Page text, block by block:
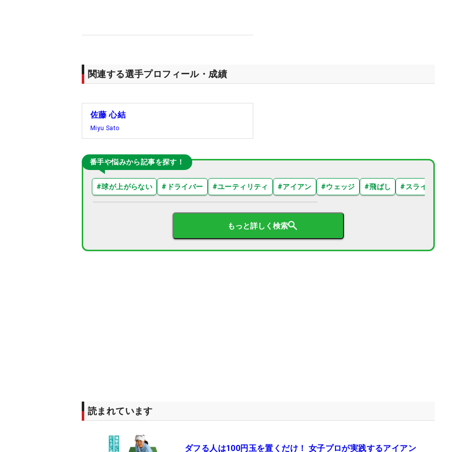
関連する選手プロフィール・成績
佐藤 心結
Miyu Sato
番手や悩みから記事を探す！
#球が上がらない # ドライバー #ユーティリティ #アイアン #ウェッジ #飛ばし # スライス
もっと詳しく検索
読まれています
ダフる人は100円玉を置くだけ！ 女子プロが実践するアイアン